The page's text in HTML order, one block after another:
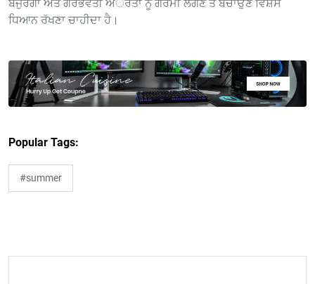
ਬਜੁਰਗਾਂ ਅਤੇ ਗਰਭਵਤੀ ਅੌਰਤਾਂ ਨੂੰ ਗਰਮੀ ਲਗਣ ਤੋਂ ਬਚਾਉਣ ਵਿਸ਼ੇਸ
ਧਿਆਨ ਰੱਖਣਾ ਚਾਹੀਦਾ ਹੈ।
Popular Tags:
#summer